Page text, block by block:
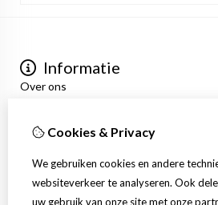
Informatie
Over ons
Algemene voorwaarden
Mijn account
Inloggen
Bestelhistorie
Verlanglijst
Cookies & Privacy
We gebruiken cookies en andere
websiteverkeer te analyseren. Ook
uw gebruik van onze site met onze